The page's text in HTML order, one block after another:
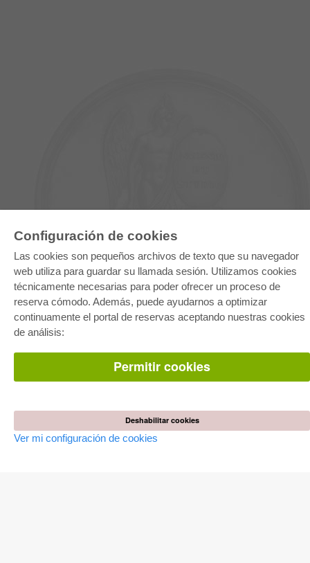
Configuración de cookies
Las cookies son pequeños archivos de texto que su navegador
web utiliza para guardar su llamada sesión. Utilizamos cookies
técnicamente necesarias para poder ofrecer un proceso de
reserva cómodo. Además, puede ayudarnos a optimizar
continuamente el portal de reservas aceptando nuestras cookies
de análisis:
Permitir cookies
Deshabilitar cookies
Ver mi configuración de cookies
E-COLLECTION
Paquete de especialidades
Pick & Choose
Facilitación de E-Books
Preguntas mas frequentes(FAQ)
TIENDA ONLINE
Publicar disertación
Publicar actas de congresos
Publicar informe de investigación